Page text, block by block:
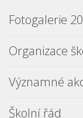
Fotogalerie
Organizace
Významné
Školní řád